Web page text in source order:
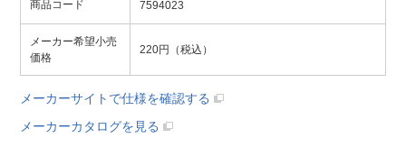
商品コード 7594023
メーカー希望小売
価格
220円（税込）
メーカーサイトで仕様を確認する
メーカーカタログを見る